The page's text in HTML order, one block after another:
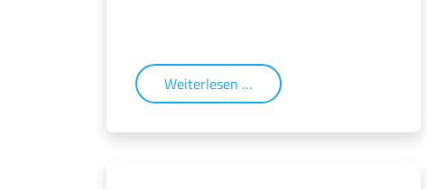
Weiterlesen …